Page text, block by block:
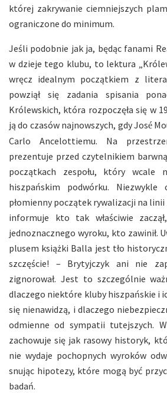
której zakrywanie ciemniejszych
ograniczone do minimum.
Jeśli podobnie jak ja, będąc fanami
w dzieje tego klubu, to lektura
wręcz idealnym początkiem z
powziął się zadania spisania
Królewskich, która rozpoczęła się w
ją do czasów najnowszych, gdy José
Carlo Ancelottiemu. Na
prezentuje przed czytelnikiem
początkach zespołu, który wcale
hiszpańskim podwórku. Niezwykle
płomienny początek rywalizacji na
informuje kto tak właściwie
jednoznacznego wyroku, kto zawinił.
plusem książki Balla jest tło
szczęście! – Brytyjczyk ani nie
zignorował. Jest to szczególnie
dlaczego niektóre kluby hiszpańskie i
się nienawidzą, i dlaczego
odmienne od sympatii tutejszych.
zachowuje się jak rasowy historyk,
nie wydaje pochopnych wyroków
snując hipotezy, które mogą być
badań.